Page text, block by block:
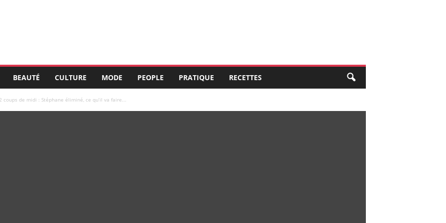
BEAUTÉ CULTURE MODE PEOPLE PRATIQUE RECETTES
coups de midi : Stéphane éliminé, ce qu’il va faire...